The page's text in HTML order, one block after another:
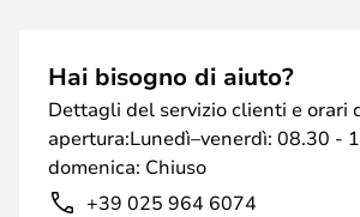
Hai bisogno di aiuto?
Dettagli del servizio clienti e orari
apertura:Lunedì–venerdì: 08.30 -
domenica: Chiuso
+39 025 964 6074